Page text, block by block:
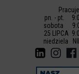
pn. - pt.
sobota
25 LIPCA
niedziela